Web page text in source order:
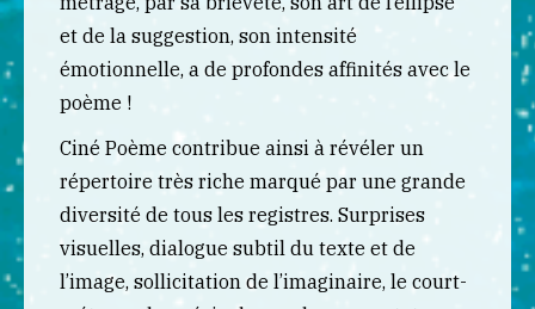
et de la suggestion, son intensité
émotionnelle, a de profondes affinités avec le
poème !
Ciné Poème contribue ainsi à révéler un
répertoire très riche marqué par une grande
diversité de tous les registres. Surprises
visuelles, dialogue subtil du texte et de
l’image, sollicitation de l’imaginaire, le court-